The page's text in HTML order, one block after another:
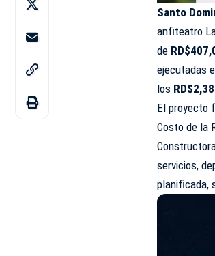
Santo
anfiteatro
de
ejecutadas
los
El proyecto
Costo de la
servicios,
planificada,